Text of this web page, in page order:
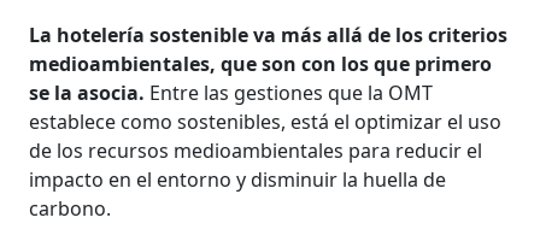
La hotelería sostenible va más allá de los criterios
medioambientales, que son con los que primero
se la asocia. Entre las gestiones que la OMT
establece como sostenibles, está el optimizar el uso
de los recursos medioambientales para reducir el
impacto en el entorno y disminuir la huella de
carbono.